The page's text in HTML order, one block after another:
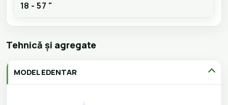
18 - 57 "
Tehnică și agregate
MODEL EDENTAR